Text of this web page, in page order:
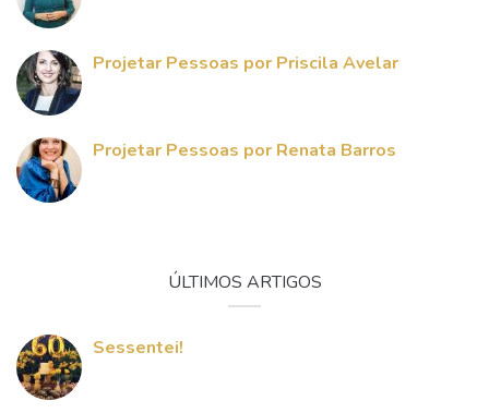
Projetar Pessoas por Priscila Avelar
Projetar Pessoas por Renata Barros
ÚLTIMOS ARTIGOS
Sessentei!